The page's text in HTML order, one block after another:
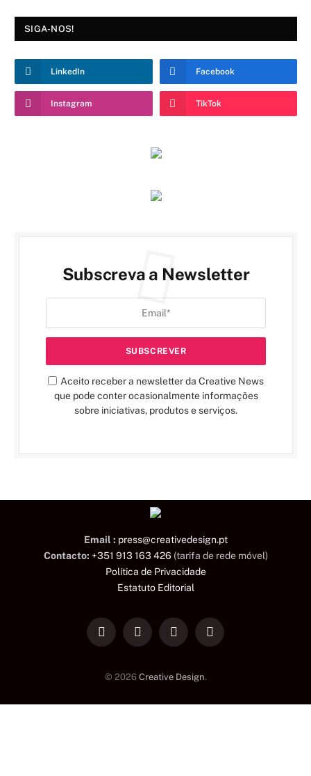
SIGA-NOS!
LinkedIn Facebook
Instagram TikTok
Subscreva a Newsletter
Aceito receber a newsletter da Creative News
que pode conter ocasionalmente informações
sobre iniciativas, produtos e serviços.
Email : press@creativedesign.pt
Contacto: +351 913 163 426 (tarifa de rede móvel)
Política de Privacidade
Estatuto Editorial
LinkedInFacebookInstagramTikTok
© 2026 Creative Design.